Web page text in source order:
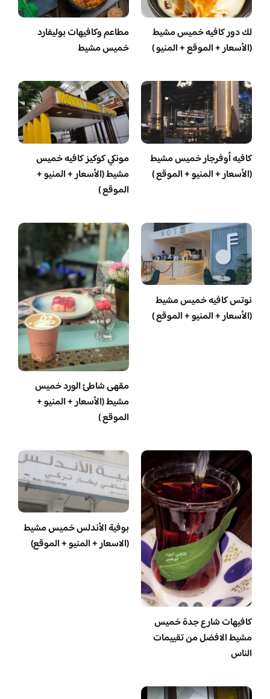
لك دور كافيه خميس مشيط
(الأسعار + الموقع + المنيو )
مطاعم وكافيهات بوليفارد
خميس مشيط
كافيه أوفرجار خميس مشيط
(الأسعار + المنيو + الموقع )
مونكي كوكيز كافيه خميس
مشيط (الأسعار + المنيو +
الموقع )
نوتس كافيه خميس مشيط
(الأسعار + المنيو + الموقع )
مقهى شاطئ الورد خميس
مشيط (الأسعار + المنيو +
الموقع )
كافيهات شارع جدة خميس
مشيط الافضل من تقييمات
الناس
بوفية الأندلس خميس مشيط
(الاسعار + المنيو + الموقع)